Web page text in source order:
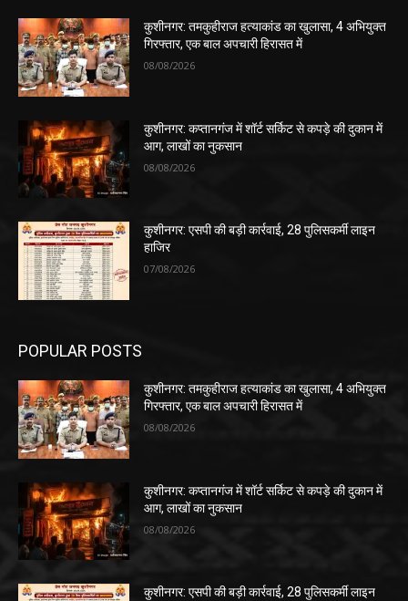
कुशीनगर: तमकुहीराज हत्याकांड का खुलासा, 4 अभियुक्त
गिरफ्तार, एक बाल अपचारी हिरासत में
08/08/2026
कुशीनगर: कप्तानगंज में शॉर्ट सर्किट से कपड़े की दुकान में
आग, लाखों का नुकसान
08/08/2026
कुशीनगर: एसपी की बड़ी कार्रवाई, 28 पुलिसकर्मी लाइन
हाजिर
07/08/2026
POPULAR POSTS
कुशीनगर: तमकुहीराज हत्याकांड का खुलासा, 4 अभियुक्त
गिरफ्तार, एक बाल अपचारी हिरासत में
08/08/2026
कुशीनगर: कप्तानगंज में शॉर्ट सर्किट से कपड़े की दुकान में
आग, लाखों का नुकसान
08/08/2026
कुशीनगर: एसपी की बड़ी कार्रवाई, 28 पुलिसकर्मी लाइन